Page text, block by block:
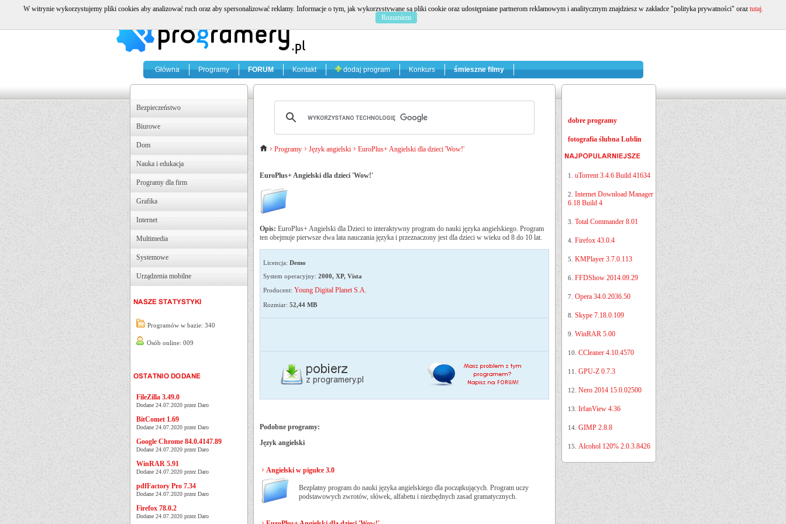
Główna Programy FORUM Kontakt dodaj program Konkurs śmieszne filmy
Bezpieczeństwo
Biurowe
Dom
Nauka i edukacja
Programy dla firm
Grafika
Internet
Multimedia
Systemowe
Urządzenia mobilne
Programów w bazie: 340
Osób online: 009
FileZilla 3.49.0
Dodane 24.07.2020 przez Daro
BitComet 1.69
Dodane 24.07.2020 przez Daro
Google Chrome 84.0.4147.89
Dodane 24.07.2020 przez Daro
WinRAR 5.91
Dodane 24.07.2020 przez Daro
pdfFactory Pro 7.34
Dodane 24.07.2020 przez Daro
Firefox 78.0.2
Dodane 24.07.2020 przez Daro
Programy Język angielski EuroPlus+ Angielski dla dzieci 'Wow!'
EuroPlus+ Angielski dla dzieci 'Wow!'
Opis: EuroPlus+ Angielski dla Dzieci to interaktywny program do nauki języka angielskiego. Program
ten obejmuje pierwsze dwa lata nauczania języka i przeznaczony jest dla dzieci w wieku od 8 do 10 lat.
Licencja: Demo
System operacyjny: 2000, XP, Vista
Producent: Young Digital Planet S.A.
Rozmiar: 52,44 MB
Podobne programy:
Język angielski
Angielski w pigułce 3.0
Bezplatny program do nauki języka angielskiego dla początkujących. Program uczy
podstawowych zwrotów, słówek, alfabetu i niezbędnych zasad gramatycznych.
dobre programy
fotografia ślubna Lublin
1. uTorrent 3.4.6 Build 41634
2. Internet Download Manager
6.18 Build 4
3. Total Commander 8.01
4. Firefox 43.0.4
5. KMPlayer 3.7.0.113
6. FFDShow 2014.09.29
7. Opera 34.0.2036.50
8. Skype 7.18.0.109
9. WinRAR 5.00
10. CCleaner 4.10.4570
11. GPU-Z 0.7.3
12. Nero 2014 15.0.02500
13. IrfanView 4.36
14. GIMP 2.8.8
15. Alcohol 120% 2.0.3.8426
W witrynie wykorzystujemy pliki cookies aby analizować ruch oraz aby spersonalizować reklamy. Informacje o tym, jak wykorzystywane są pliki cookie oraz udostępniane partnerom reklamowym i analitycznym znajdziesz w zakładce "polityka prywatności" oraz tutaj.
Rozumiem